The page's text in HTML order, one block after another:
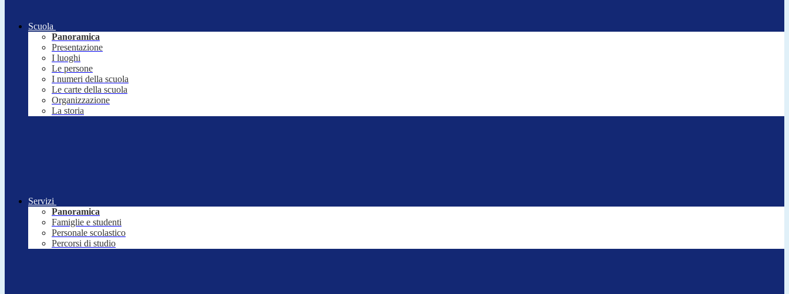
Scuola
Panoramica
Presentazione
I luoghi
Le persone
I numeri della scuola
Le carte della scuola
Organizzazione
La storia
Servizi
Panoramica
Famiglie e studenti
Personale scolastico
Percorsi di studio